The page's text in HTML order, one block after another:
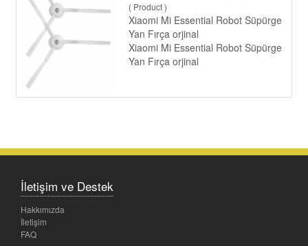
( Product )
Xiaomi Mi Essential Robot Süpürge
Yan Fırça orjinal
Xiaomi Mi Essential Robot Süpürge
Yan Fırça orjinal
İletişim ve Destek
Hakkımızda
İletişim
FAQ